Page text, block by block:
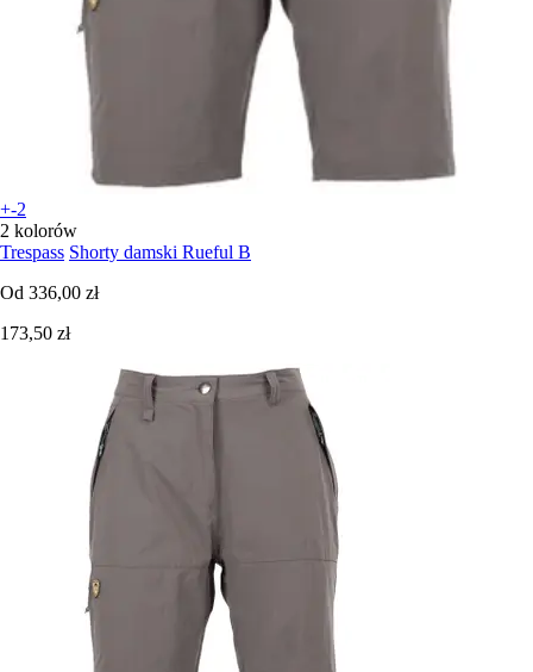
+-2
2 kolorów
Trespass Shorty damski Rueful B
Od 336,00 zł
173,50 zł